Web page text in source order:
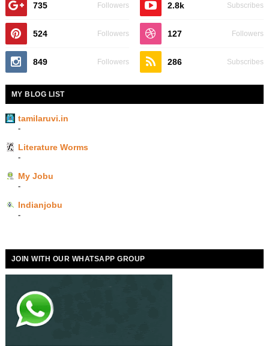
735 Followers 2.8k Subscribes
524 Followers 127 Followers
849 Followers 286 Subscribes
MY BLOG LIST
tamilaruvi.in
-
Literature Worms
-
My Jobu
-
Indianjobu
-
JOIN WITH OUR WHATSAPP GROUP